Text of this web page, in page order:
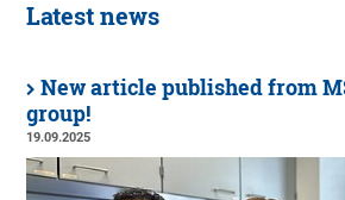
Latest news
New article published from
group!
19.09.2025